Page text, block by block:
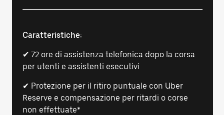
Caratteristiche:
✔ 72 ore di assistenza telefonica dopo la corsa
per utenti e assistenti esecutivi
✔ Protezione per il ritiro puntuale con Uber
Reserve e compensazione per ritardi o corse
non effettuate*